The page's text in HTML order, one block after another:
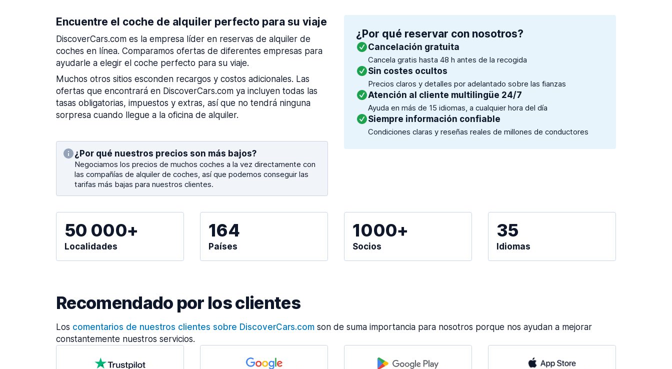
Encuentre el coche de alquiler perfecto para su viaje
DiscoverCars.com es la empresa líder en reservas de alquiler de
coches en línea. Comparamos ofertas de diferentes empresas para
ayudarle a elegir el coche perfecto para su viaje.
Muchos otros sitios esconden recargos y costos adicionales. Las
ofertas que encontrará en DiscoverCars.com ya incluyen todas las
tasas obligatorias, impuestos y extras, así que no tendrá ninguna
sorpresa cuando llegue a la oficina de alquiler.
¿Por qué nuestros precios son más bajos?
Negociamos los precios de muchos coches a la vez directamente con
las compañías de alquiler de coches, así que podemos conseguir las
tarifas más bajas para nuestros clientes.
¿Por qué reservar con nosotros?
Cancelación gratuita
Cancela gratis hasta 48 h antes de la recogida
Sin costes ocultos
Precios claros y detalles por adelantado sobre las fianzas
Atención al cliente multilingüe 24/7
Ayuda en más de 15 idiomas, a cualquier hora del día
Siempre información confiable
Condiciones claras y reseñas reales de millones de conductores
50 000+
Localidades
164
Países
1000+
Socios
35
Idiomas
Recomendado por los clientes
Los comentarios de nuestros clientes sobre DiscoverCars.com son de suma importancia para nosotros porque nos ayudan a mejorar
constantemente nuestros servicios.